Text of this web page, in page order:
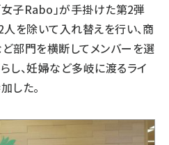
子Rabo」が手掛けた第2弾
を除いて入れ替えを行い、商
部門を横断してメンバーを選
し、妊婦など多岐に渡るライ
した。